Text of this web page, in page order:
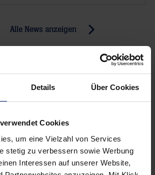
Details Über Cookies
Cookies
um eine Vielzahl von Services
stetig zu verbessern sowie Werbung
Interessen auf unserer Website,
Alle News anzeigen
News:
Niederlage